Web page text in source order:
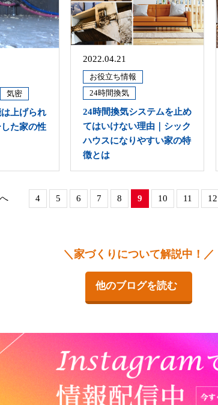
気密
上げられ
た家の性
2022.04.21
お役立ち情報
24時間換気
24時間換気システムを止め
てはいけない理由｜シック
ハウスになりやすい家の特
徴とは
4 5 6 7 8 9 10 11 12
＼家づくりについて解説中！／
他のブログを読む